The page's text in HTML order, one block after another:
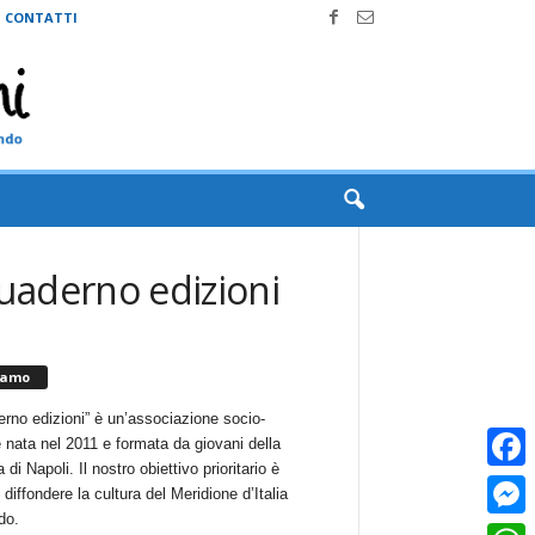
CONTATTI
edizioni
edizioni” è un’associazione socio-
nata nel 2011 e formata da giovani della
di Napoli. Il nostro obiettivo prioritario è
la cultura del Meridione d’Italia